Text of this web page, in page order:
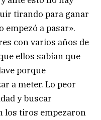
tirando para ganar
empezó a pasar».
con varios años de
ellos sabían que
porque
a meter. Lo peor
y buscar
los tiros empezaron